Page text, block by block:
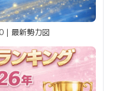
｜最新勢力図